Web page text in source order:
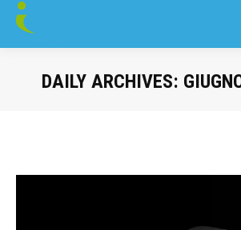
DAILY ARCHIVES: